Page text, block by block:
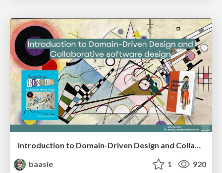
Introduction to Domain-Driven Design and Collaborative software design
baasie
1 920